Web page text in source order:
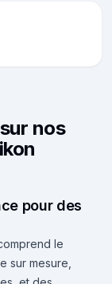
nos
pour des
le
sur mesure,